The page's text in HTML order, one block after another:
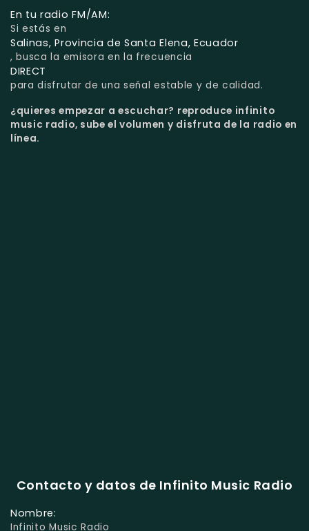
En tu radio FM/AM:
Si estás en
Salinas, Provincia de Santa Elena, Ecuador
, busca la emisora en la frecuencia
DIRECT
para disfrutar de una señal estable y de calidad.
¿quieres empezar a escuchar? reproduce infinito
music radio, sube el volumen y disfruta de la radio en
línea.
Contacto y datos de Infinito Music Radio
Nombre:
Infinito Music Radio